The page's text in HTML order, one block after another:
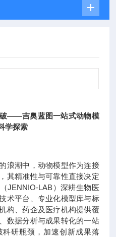
——吉奥蓝图一站式动物模
学探索
浪潮中，动物模型作为连接
其精准性与可靠性直接决定
JENNIO-LAB）深耕生物医
术平台、专业化模型库与标
构、药企及医疗机构提供覆
数据分析与成果转化的一站
研瓶颈，加速创新成果落